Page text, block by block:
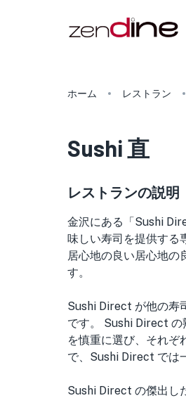
ホーム レストラン
Sushi 直
レストランの説明
金沢にある「Sushi
味しい寿司を提供する
居心地の良い居心地の
す。
Sushi Direct が他の寿
です。 Sushi Direct の
を慎重に選び、それぞ
で、Sushi Direct では
Sushi Direct の傑出し